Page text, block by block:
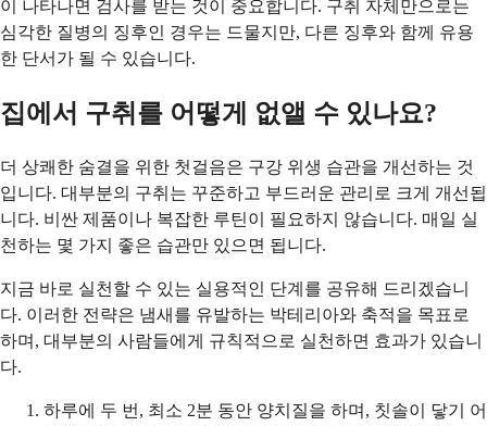
이 나타나면 검사를 받는 것이 중요합니다. 구취 자체만으로는
심각한 질병의 징후인 경우는 드물지만, 다른 징후와 함께 유용
한 단서가 될 수 있습니다.
집에서 구취를 어떻게 없앨 수 있나요?
더 상쾌한 숨결을 위한 첫걸음은 구강 위생 습관을 개선하는 것
입니다. 대부분의 구취는 꾸준하고 부드러운 관리로 크게 개선됩
니다. 비싼 제품이나 복잡한 루틴이 필요하지 않습니다. 매일 실
천하는 몇 가지 좋은 습관만 있으면 됩니다.
지금 바로 실천할 수 있는 실용적인 단계를 공유해 드리겠습니
다. 이러한 전략은 냄새를 유발하는 박테리아와 축적을 목표로
하며, 대부분의 사람들에게 규칙적으로 실천하면 효과가 있습니
다.
하루에 두 번, 최소 2분 동안 양치질을 하며, 칫솔이 닿기 어